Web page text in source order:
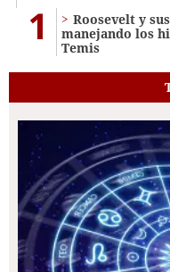
1
Roosevelt y
manejando los
Temis